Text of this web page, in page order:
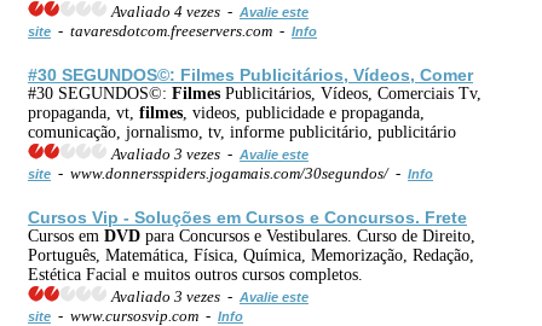
Avaliado 4 vezes - Avalie este
site - tavaresdotcom.freeservers.com - Info
#30 SEGUNDOS©: Filmes Publicitários, Vídeos, Comer
#30 SEGUNDOS©: Filmes Publicitários, Vídeos, Comerciais Tv,
propaganda, vt, filmes , videos, publicidade e propaganda,
comunicação, jornalismo, tv, informe publicitário, publicitário
Avaliado 3 vezes - Avalie este
site - www.donnersspiders.jogamais.com/30segundos/ - Info
Cursos Vip - Soluções em Cursos e Concursos. Frete
Cursos em DVD para Concursos e Vestibulares. Curso de Direito,
Português, Matemática, Física, Química, Memorização, Redação,
Estética Facial e muitos outros cursos completos.
Avaliado 3 vezes - Avalie este
site - www.cursosvip.com - Info